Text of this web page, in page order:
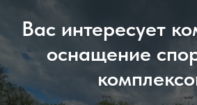
Вас интересует
оснащение